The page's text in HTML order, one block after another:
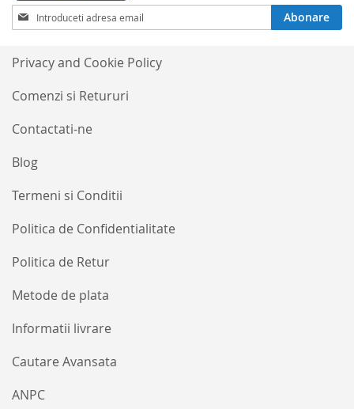
Termeni si Conditii
Politica de Confidentialitate
Politica de Retur
Metode de plata
Informatii livrare
Cautare Avansata
ANPC
Privacy and Cookie Policy
Comenzi si Retururi
Contactati-ne
Blog
Inscrieti-
va
Buletinele
noastre
informative
Abonare